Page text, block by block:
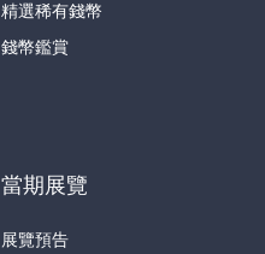
精選稀有錢幣
錢幣鑑賞
當期展覽
展覽預告